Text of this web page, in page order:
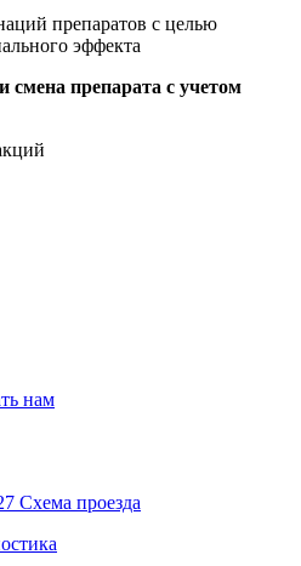
препаратов с целью
эффекта
смена препарата с учетом
нам
Схема проезда